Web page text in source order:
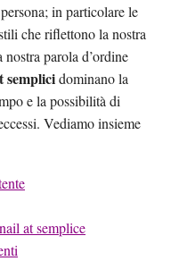
in particolare le
che riflettono la nostra
parola d’ordine
semplicidominano la
e la possibilità di
Vediamo insieme
at semplice